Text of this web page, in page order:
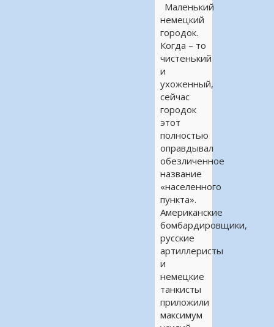
Маленький
немецкий
городок.
Когда – то
чистенький
и
ухоженный,
сейчас
городок
этот
полностью
оправдывал
обезличенное
название
«населенного
пункта».
Американские
бомбардировщики,
русские
артиллеристы
и
немецкие
танкисты
приложили
максимум